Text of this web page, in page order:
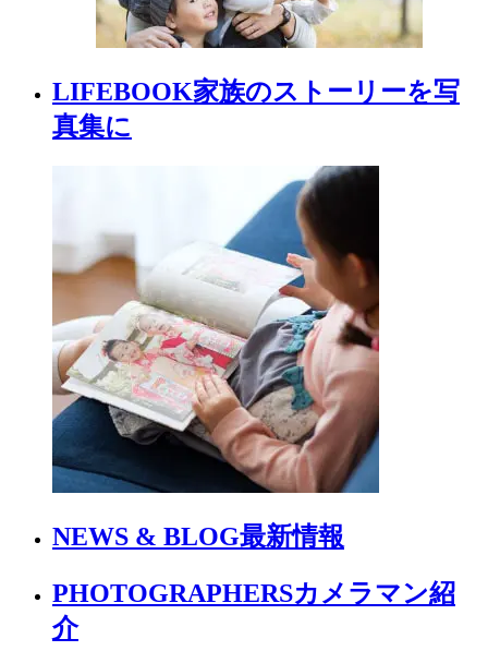
LIFEBOOK家族のストーリーを写
真集に
NEWS & BLOG最新情報
PHOTOGRAPHERSカメラマン紹
介